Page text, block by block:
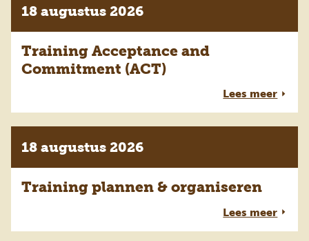
18 augustus 2026
Training Acceptance and
Commitment (ACT)
Lees meer
18 augustus 2026
Training plannen & organiseren
Lees meer